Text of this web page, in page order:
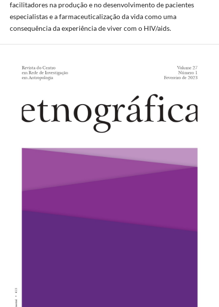
facilitadores na produção e no desenvolvimento de pacientes
especialistas e a farmaceuticalização da vida como uma
consequência da experiência de viver com o HIV/aids.